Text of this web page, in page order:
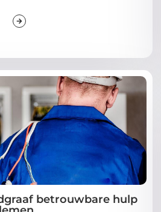
betrouwbare hulp